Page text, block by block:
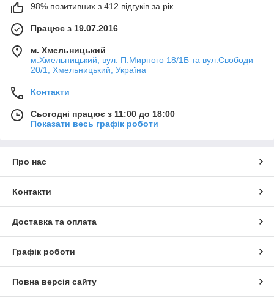
98% позитивних з 412 відгуків за рік
Працює з 19.07.2016
м. Хмельницький
м.Хмельницький, вул. П.Мирного 18/1Б та вул.Свободи
20/1, Хмельницький, Україна
Контакти
Сьогодні працює з 11:00 до 18:00
Показати весь графік роботи
Про нас
Контакти
Доставка та оплата
Графік роботи
Повна версія сайту